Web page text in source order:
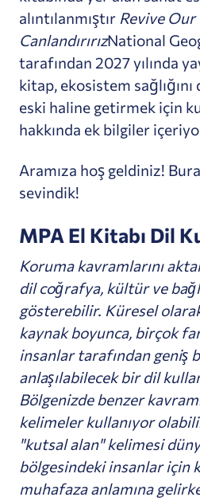
alıntılanmıştır Revive Our
CanlandırırızNational
tarafından 2027 yılında
kitap, ekosistem
eski haline getirmek için
hakkında ek bilgiler
Aramıza hoş geldiniz!
sevindik!
MPA El Kitabı Dil
Koruma kavramlarını
dil coğrafya, kültür ve
gösterebilir. Küresel
kaynak boyunca, birçok
insanlar tarafından geniş
anlaşılabilecek bir dil
Bölgenizde benzer
kelimeler kullanıyor
"kutsal alan" kelimesi
bölgesindeki insanlar için
muhafaza anlamına